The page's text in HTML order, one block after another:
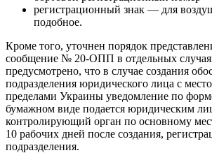
регистрационный знак — для
подобное.
Кроме того, уточнен порядок
сообщение № 20-ОПП в отдельных
предусмотрено, что в случае создания
подразделения юридического лица с
пределами Украины уведомление по
бумажном виде подается юридическим
контролирующий орган по основному
10 рабочих дней после создания,
подразделения.